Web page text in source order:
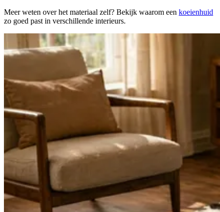
Meer weten over het materiaal zelf? Bekijk waarom een koeienhuid
zo goed past in verschillende interieurs.